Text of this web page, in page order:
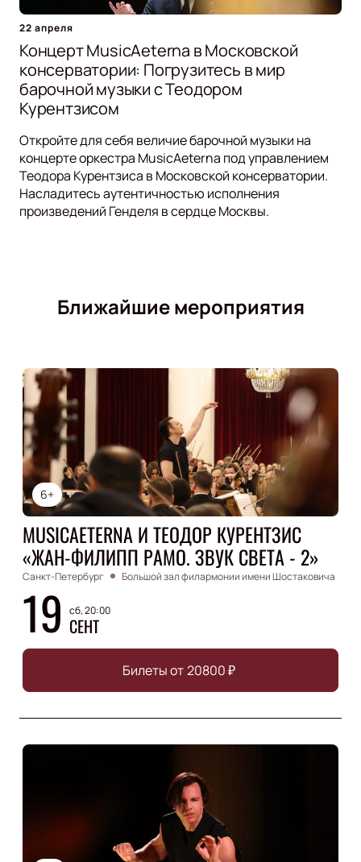
22 апреля
Концерт MusicAeterna в Московской
консерватории: Погрузитесь в мир
барочной музыки с Теодором
Курентзисом
Откройте для себя величие барочной музыки на
концерте оркестра MusicAeterna под управлением
Теодора Курентзиса в Московской консерватории.
Насладитесь аутентичностью исполнения
произведений Генделя в сердце Москвы.
Ближайшие мероприятия
6+
MUSICAETERNA И ТЕОДОР КУРЕНТЗИС
«ЖАН-ФИЛИПП РАМО. ЗВУК СВЕТА - 2»
Санкт-Петербург Большой зал филармонии имени Шостаковича
19 сб, 20:00
СЕНТ
Билеты от20800₽